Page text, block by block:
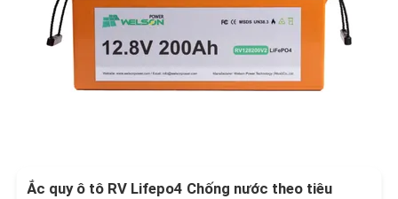
Ắc quy ô tô RV Lifepo4 Chống nước theo tiêu